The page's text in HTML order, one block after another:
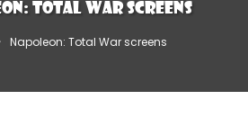
Total War screens
Napoleon: Total War screens